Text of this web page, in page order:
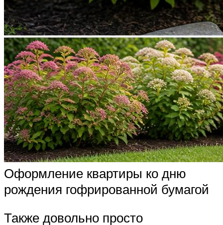
Оформление квартиры ко дню
рождения гофрированной бумагой
Также довольно просто